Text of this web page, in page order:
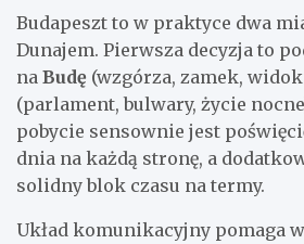
Budapeszt to w praktyce dwa
Dunajem. Pierwsza decyzja to
na Budę (wzgórza, zamek,
(parlament, bulwary, życie
pobycie sensownie jest
dnia na każdą stronę, a
solidny blok czasu na termy.
Układ komunikacyjny pomaga